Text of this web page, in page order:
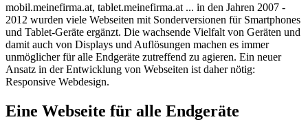
mobil.meinefirma.at, tablet.meinefirma.at ... in den Jahren 2007 -
2012 wurden viele Webseiten mit Sonderversionen für Smartphones
und Tablet-Geräte ergänzt. Die wachsende Vielfalt von Geräten und
damit auch von Displays und Auflösungen machen es immer
unmöglicher für alle Endgeräte zutreffend zu agieren. Ein neuer
Ansatz in der Entwicklung von Webseiten ist daher nötig:
Responsive Webdesign.
Eine Webseite für alle Endgeräte